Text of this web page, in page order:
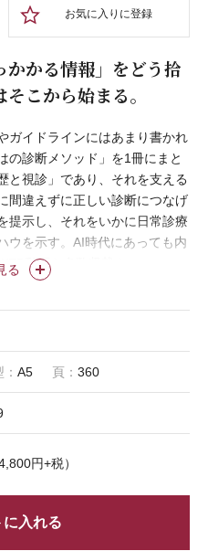
お気に入りに登録
かる情報」をどう拾
こから始まる。
る
ガイドラインにはあまり書かれ
の診断メソッド」を1冊にまと
と視診」であり、それを支える
間違えずに正しい診断につなげ
提示し、それをいかに日常診療
ウを示す。AI時代にあっても内
動画も多数収載！
A5 頁： 360
円+税）
に入れる